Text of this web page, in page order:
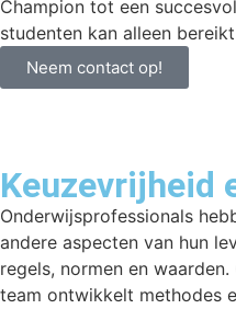
Champion tot een
studenten kan alleen
Neem contact op!
Keuzevrijheid
Onderwijsprofessionals
andere aspecten van hun
regels, normen en
team ontwikkelt methodes